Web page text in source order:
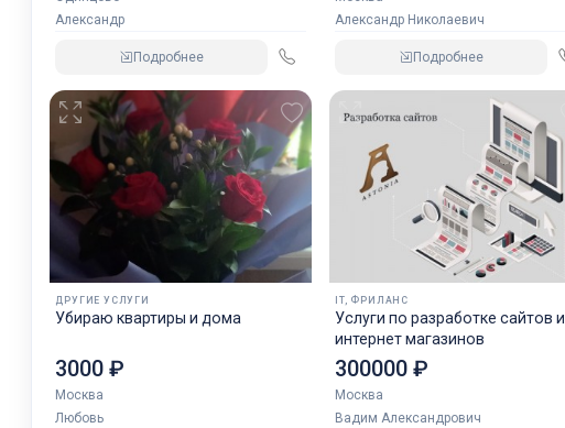
Александр
Подробнее
Александр Николаевич
Подробнее
ДРУГИЕ УСЛУГИ
Убираю квартиры и дома
3000 ₽
Москва
Любовь
IT, ФРИЛАНС
Услуги по разработке сайтов и
интернет магазинов
300000 ₽
Москва
Вадим Александрович